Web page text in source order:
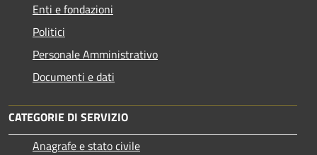
Enti e fondazioni
Politici
Personale Amministrativo
Documenti e dati
CATEGORIE DI SERVIZIO
Anagrafe e stato civile